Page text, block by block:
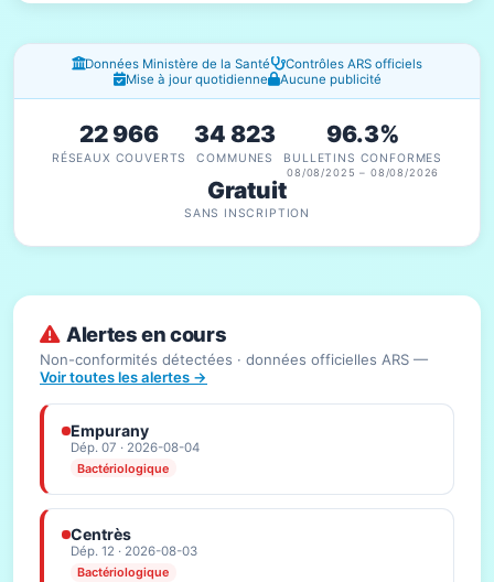
Fenêtres d'information
Données Ministère de la Santé
Contrôles ARS officiels
Mise à jour quotidienne
Aucune publicité
22 966
RÉSEAUX COUVERTS
34 823
COMMUNES
96.3%
BULLETINS CONFORMES
08/08/2025 – 08/08/2026
Gratuit
SANS INSCRIPTION
Alertes en cours
Non-conformités détectées · données officielles ARS —
Voir toutes les alertes →
Empurany
Dép. 07 · 2026-08-04
Bactériologique
Centrès
Dép. 12 · 2026-08-03
Bactériologique